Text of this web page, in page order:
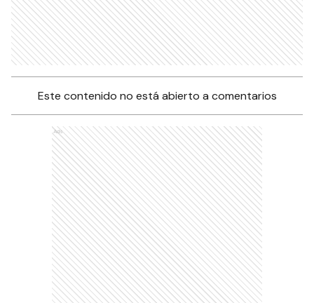
Este contenido no está abierto a comentarios
Ads